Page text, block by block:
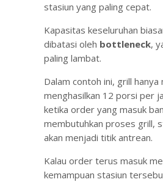
stasiun yang paling cepat.
Kapasitas keseluruhan
dibatasi oleh bottleneck,
paling lambat.
Dalam contoh ini, grill hanya
menghasilkan 12 porsi per
ketika order yang masuk
membutuhkan proses grill,
akan menjadi titik antrean.
Kalau order terus masuk
kemampuan stasiun